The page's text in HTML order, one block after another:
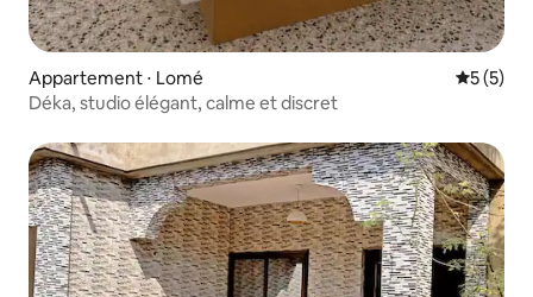
Appartement ⋅ Lomé
5 (5)
Déka, studio élégant, calme et discret